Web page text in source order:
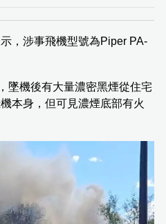
，涉事飛機型號為Piper PA-
墜機後有大量濃密黑煙從住宅
本身，但可見濃煙底部有火